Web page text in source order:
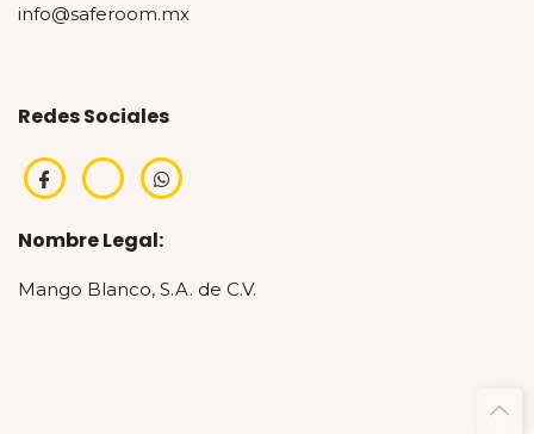
info@saferoom.mx
Redes Sociales
Nombre Legal:
Mango Blanco, S.A. de C.V.